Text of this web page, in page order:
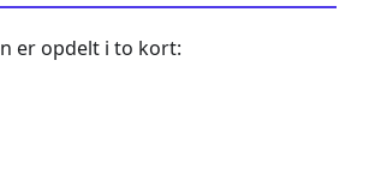
er opdelt i to kort: